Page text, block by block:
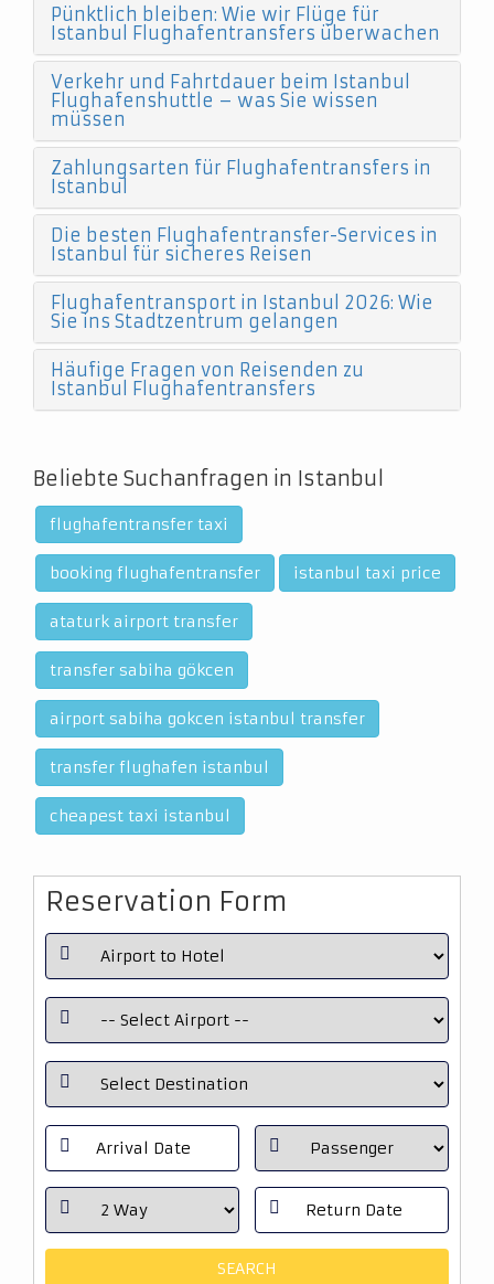
Pünktlich bleiben: Wie wir Flüge für
Istanbul Flughafentransfers überwachen
Verkehr und Fahrtdauer beim Istanbul
Flughafenshuttle – was Sie wissen
müssen
Zahlungsarten für Flughafentransfers in
Istanbul
Die besten Flughafentransfer-Services in
Istanbul für sicheres Reisen
Flughafentransport in Istanbul 2026: Wie
Sie ins Stadtzentrum gelangen
Häufige Fragen von Reisenden zu
Istanbul Flughafentransfers
Beliebte Suchanfragen in Istanbul
flughafentransfer taxi
booking flughafentransfer istanbul taxi price
ataturk airport transfer
transfer sabiha gökcen
airport sabiha gokcen istanbul transfer
transfer flughafen istanbul
cheapest taxi istanbul
Reservation Form